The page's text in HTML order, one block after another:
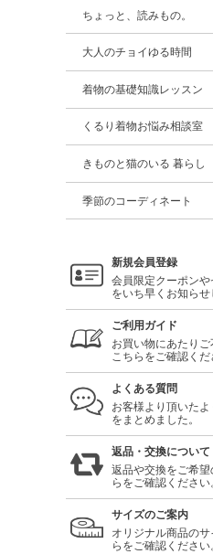
ちょっと、読みもの。
大人のチョイゆる時間
着物の基礎知識レッスン
くるり着物お悩み相談室
きものと猫のいる 暮らし
季節のコーディネート
新規会員登録
会員限定クーポンや
をいち早くお知らせ
ご利用ガイド
お買い物にあたりご
こちらをご確認くだ
よくある質問
お客様より頂いたよ
をまとめました。
返品・交換について
返品や交換をご希望
らをご確認ください
サイズのご案内
オリジナル商品のサ
らをご確認ください